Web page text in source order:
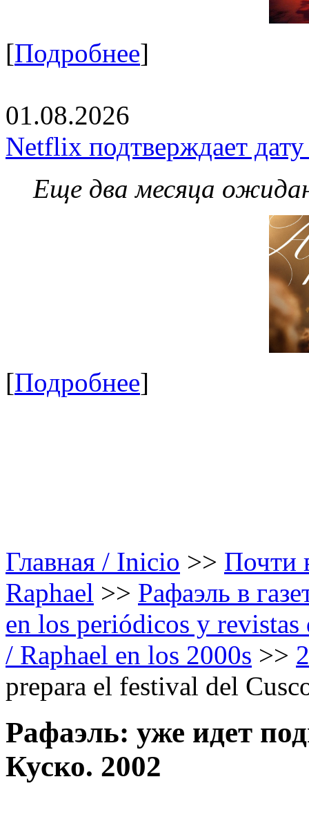
[Подробнее]
01.08.2026
Netflix подтверждает
Еще два месяца
[Подробнее]
Главная / Inicio >> Почти
Raphael >> Рафаэль в
en los periódicos y
/ Raphael en los 2000s >>
prepara el festival del
Рафаэль: уже идет
Куско. 2002